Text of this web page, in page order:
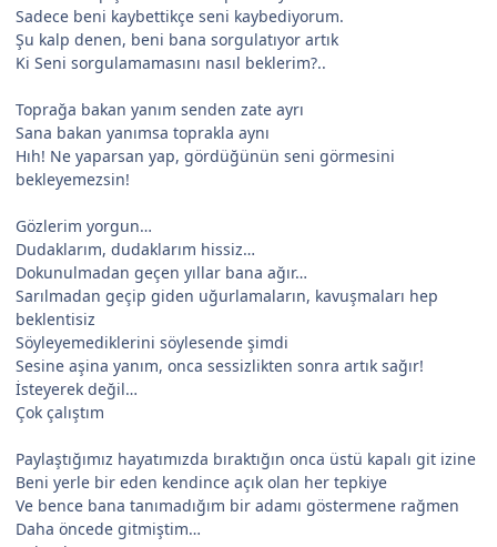
Sadece beni kaybettikçe seni kaybediyorum.
Şu kalp denen, beni bana sorgulatıyor artık
Ki Seni sorgulamamasını nasıl beklerim?..
Toprağa bakan yanım senden zate ayrı
Sana bakan yanımsa toprakla aynı
Hıh! Ne yaparsan yap, gördüğünün seni görmesini
bekleyemezsin!
Gözlerim yorgun…
Dudaklarım, dudaklarım hissiz…
Dokunulmadan geçen yıllar bana ağır…
Sarılmadan geçip giden uğurlamaların, kavuşmaları hep
beklentisiz
Söyleyemediklerini söylesende şimdi
Sesine aşina yanım, onca sessizlikten sonra artık sağır!
İsteyerek değil…
Çok çalıştım
Paylaştığımız hayatımızda bıraktığın onca üstü kapalı git izine
Beni yerle bir eden kendince açık olan her tepkiye
Ve bence bana tanımadığım bir adamı göstermene rağmen
Daha öncede gitmiştim…